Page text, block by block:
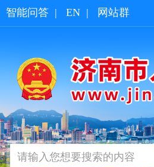
智能问答 | EN | 网站群